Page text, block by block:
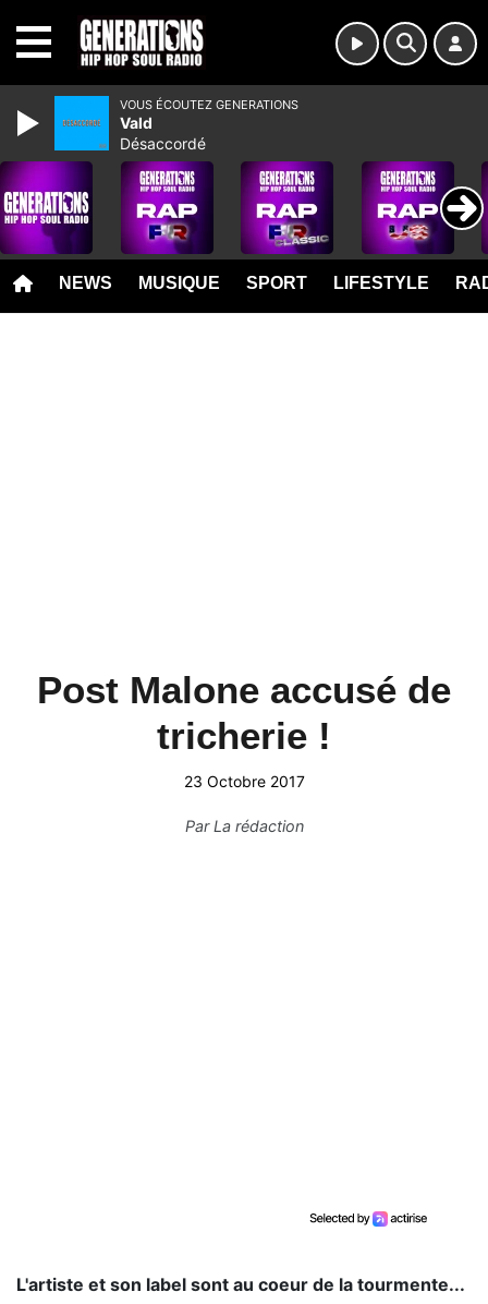
NEWS MUSIQUE SPORT LIFESTYLE
Post Malone accusé de
tricherie !
23 Octobre 2017
ParLa rédaction
L'artiste et son label sont au coeur de la tourmente...
VOUS ÉCOUTEZ GENERATIONS
Vald
Désaccordé